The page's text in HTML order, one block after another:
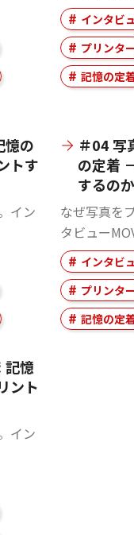
インタビ
プリンタ
記憶の定
憶の
トす
イン
＃04 写
の定着
するの
なぜ写真を
タビュー
インタビ
プリンタ
記憶の定
記憶
ント
イン